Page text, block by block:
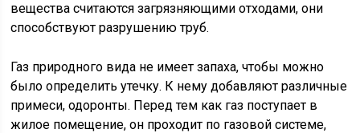
вещества считаются загрязняющими отходами, они
способствуют разрушению труб.
Газ природного вида не имеет запаха, чтобы можно
было определить утечку. К нему добавляют различные
примеси, одоронты. Перед тем как газ поступает в
жилое помещение, он проходит по газовой системе,